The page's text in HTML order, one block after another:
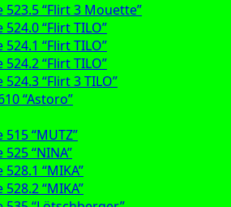
523.5 “Flirt 3 Mouette”
524.0 “Flirt TILO”
524.1 “Flirt TILO”
524.2 “Flirt TILO”
524.3 “Flirt 3 TILO”
“Astoro”
515 “MUTZ”
525 “NINA”
528.1 “MIKA”
528.2 “MIKA”